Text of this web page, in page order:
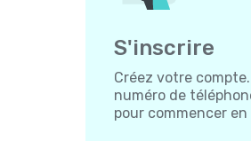
S'inscrire
Créez votre
numéro de
pour commencer